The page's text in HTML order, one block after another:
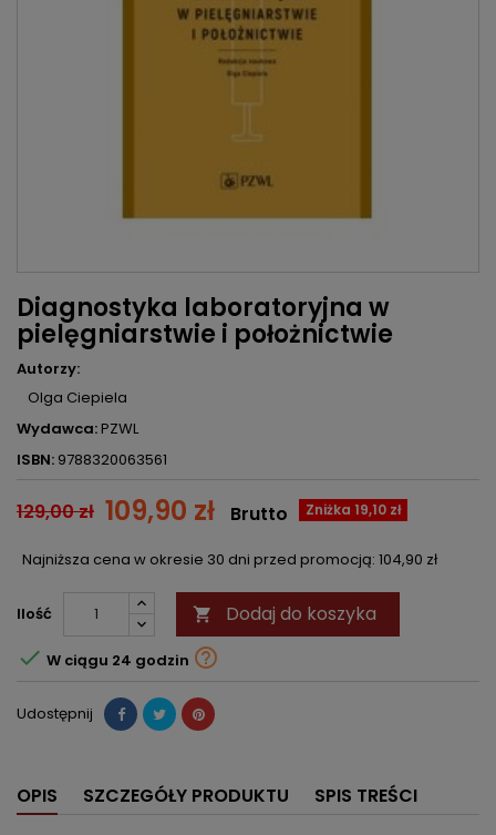
Diagnostyka laboratoryjna w
pielęgniarstwie i położnictwie
Autorzy:
Olga Ciepiela
Wydawca:PZWL
ISBN: 9788320063561
129,00 zł 109,90 zł Zniżka 19,10 zł
Brutto
Najniższa cena w okresie 30 dni przed promocją: 104,90 zł
Ilość  Dodaj do koszyka
 W ciągu 24 godzin 
Udostępnij
OPIS SZCZEGÓŁY PRODUKTU SPIS TREŚCI